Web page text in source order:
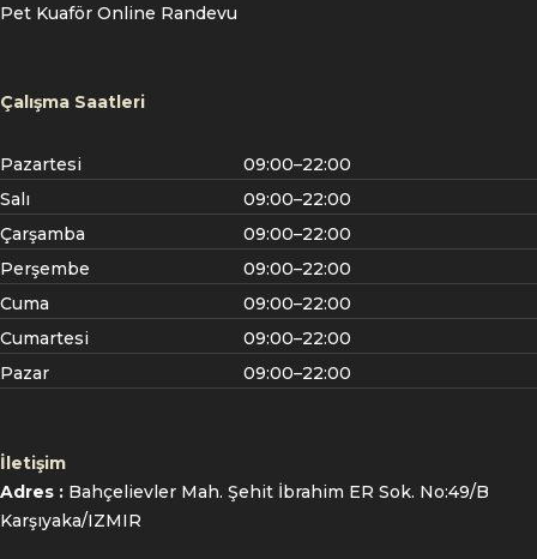
Pet Kuaför Online Randevu
Çalışma Saatleri
Pazartesi
09:00–22:00
Salı
09:00–22:00
Çarşamba
09:00–22:00
Perşembe
09:00–22:00
Cuma
09:00–22:00
Cumartesi
09:00–22:00
Pazar
09:00–22:00
İletişim
Adres : Bahçelievler Mah. Şehit İbrahim ER Sok. No:49/B
Karşıyaka/IZMIR